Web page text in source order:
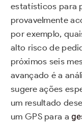
estatísticos para
provavelmente
por exemplo,
alto risco de
próximos seis
avançado é a
sugere ações
um resultado
um GPS para a